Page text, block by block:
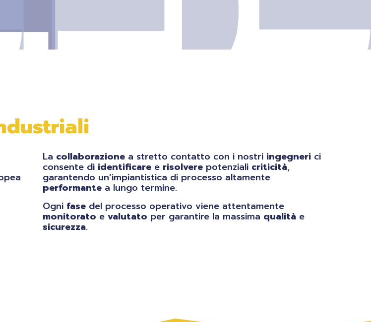
La collaborazione a stretto contatto con i nostri ingegneri ci
consente di identificare e risolvere potenziali criticità,
garantendo un’impiantistica di processo altamente
performante a lungo termine.
Ogni fase del processo operativo viene attentamente
monitorato e valutato per garantire la massima qualità e
sicurezza.